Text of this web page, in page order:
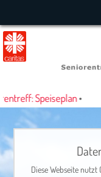
Speiseplan•
Diese Webseite